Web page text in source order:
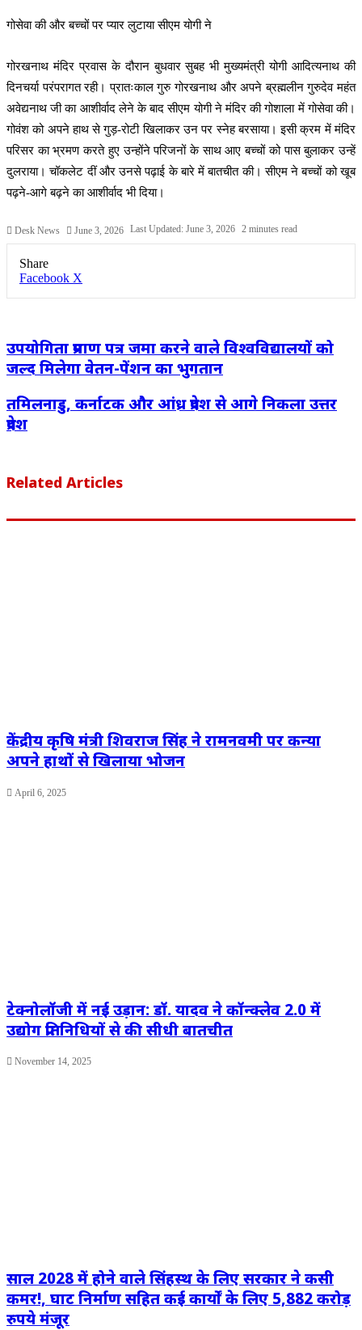
गोसेवा की और बच्चों पर प्यार लुटाया सीएम योगी ने
गोरखनाथ मंदिर प्रवास के दौरान बुधवार सुबह भी मुख्यमंत्री योगी आदित्यनाथ की
दिनचर्या परंपरागत रही। प्रातःकाल गुरु गोरखनाथ और अपने ब्रह्मलीन गुरुदेव महंत
अवेद्यनाथ जी का आशीर्वाद लेने के बाद सीएम योगी ने मंदिर की गोशाला में गोसेवा की।
गोवंश को अपने हाथ से गुड़-रोटी खिलाकर उन पर स्नेह बरसाया। इसी क्रम में मंदिर
परिसर का भ्रमण करते हुए उन्होंने परिजनों के साथ आए बच्चों को पास बुलाकर उन्हें
दुलराया। चॉकलेट दीं और उनसे पढ़ाई के बारे में बातचीत की। सीएम ने बच्चों को खूब
पढ़ने-आगे बढ़ने का आशीर्वाद भी दिया।
Desk News June 3, 2026 Last Updated: June 3, 2026 2 minutes read
Share
Facebook X
उपयोगिता प्रमाण पत्र जमा करने वाले विश्वविद्यालयों को
जल्द मिलेगा वेतन-पेंशन का भुगतान
तमिलनाडु, कर्नाटक और आंध्र प्रदेश से आगे निकला उत्तर
प्रदेश
Related Articles
केंद्रीय कृषि मंत्री शिवराज सिंह ने रामनवमी पर कन्या
अपने हाथों से खिलाया भोजन
April 6, 2025
टेक्नोलॉजी में नई उड़ान: डॉ. यादव ने कॉन्क्लेव 2.0 में
उद्योग प्रतिनिधियों से की सीधी बातचीत
November 14, 2025
साल 2028 में होने वाले सिंहस्थ के लिए सरकार ने कसी
कमर!, घाट निर्माण सहित कई कार्यों के लिए 5,882 करोड़
रुपये मंजूर